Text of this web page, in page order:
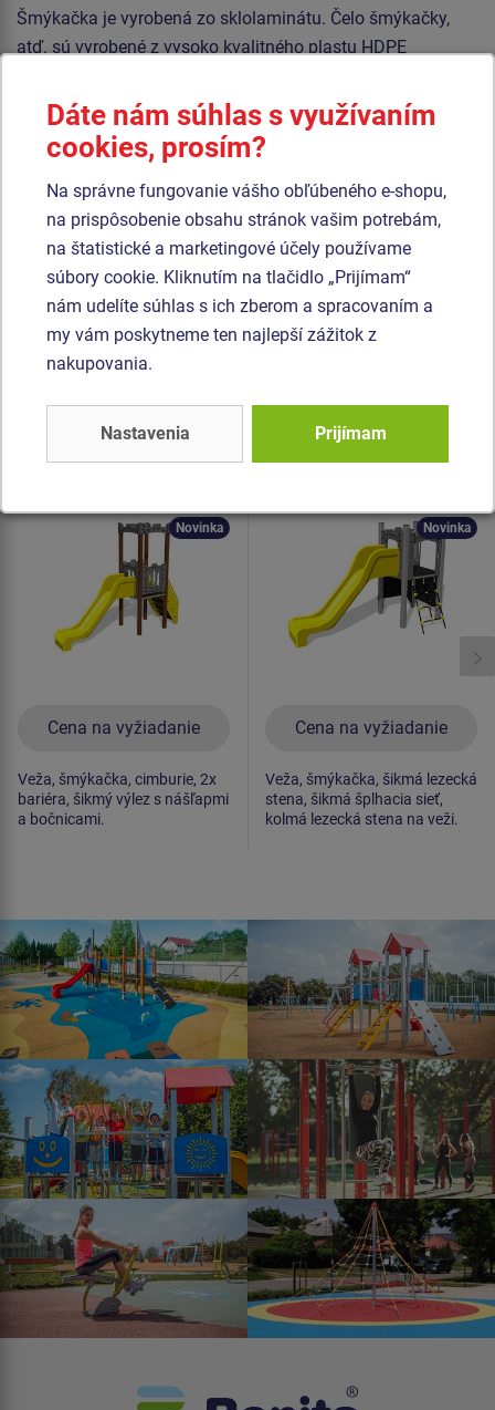
Šmýkačka je vyrobená zo sklolaminátu. Čelo šmýkačky,
atď. sú vyrobené z vysoko kvalitného plastu HDPE
vyznačuje vysokou farebnou stálosťou, odolnosťou proti
UV žiareniu a hlavne bezpečnosťou, pretože je nelámavý a
nehrozí tak žiadne nebezpečenstvo zranenia detí ostrými
úlomkami). Podesta je vyrobená z HPL (vysokotlakový
laminát opatrený protišmykom, ktorý sa vyznačuje vysokou
farebnou stálosťou, odolnosťou proti poškriabaniu a
odolnosťou proti vode). Všetok spojovací materiál je
pozinkovaný alebo nerezový.
Podobný
Produkt - UNH-1021K-10
Herná zostava hrad
celokovová
Cena na vyžiadanie
Novinka
Veža, šmýkačka, cimburie, 2x
bariéra, šikmý výlez s nášľapmi
a bočnicami.
Produkt - UNH-1051K-10
Herná zostava hrad
celokovová
Cena na vyžiadanie
Novinka
Veža, šmýkačka, šikmá lezecká
stena, šikmá šplhacia sieť,
kolmá lezecká stena na veži.
Dáte nám súhlas s využívaním
cookies, prosím?
Na správne fungovanie vášho obľúbeného e-shopu,
na prispôsobenie obsahu stránok vašim potrebám,
na štatistické a marketingové účely používame
súbory cookie. Kliknutím na tlačidlo „Prijímam“
nám udelíte súhlas s ich zberom a spracovaním a
my vám poskytneme ten najlepší zážitok z
nakupovania.
Nastavenia Prijímam